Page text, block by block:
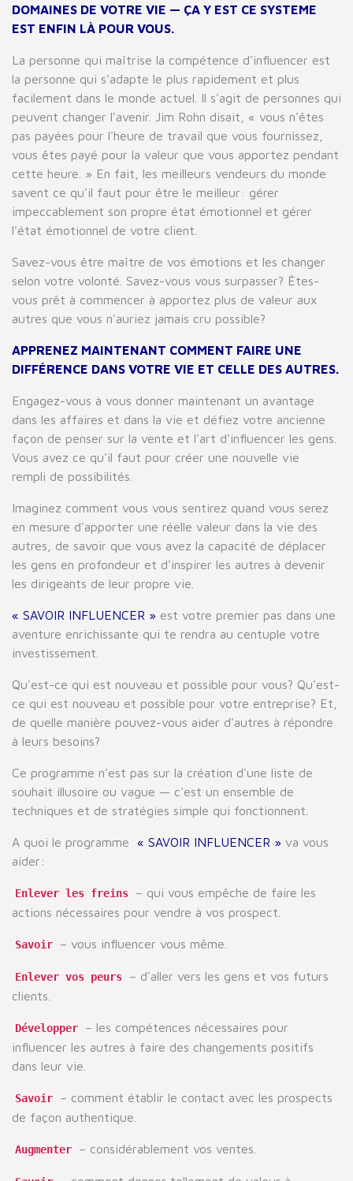
DOMAINES DE VOTRE VIE — ÇA Y EST CE SYSTEME
EST ENFIN LÀ POUR VOUS
La personne qui maîtrise la compétence d'influencer est
la personne qui s'adapte le plus rapidement et plus
facilement dans le monde actuel. Il s'agit de personnes qui
peuvent changer l'avenir. Jim Rohn disait, « vous n'êtes
pas payées pour l'heure de travail que vous fournissez,
vous êtes payé pour la valeur que vous apportez pendant
cette heure. » En fait, les meilleurs vendeurs du monde
savent ce qu'il faut pour être le meilleur: gérer
impeccablement son propre état émotionnel et gérer
l'état émotionnel de votre client.
Savez-vous être maître de vos émotions et les changer
selon votre volonté. Savez-vous vous surpasser? Êtes-
vous prêt à commencer à apportez plus de valeur aux
autres que vous n'auriez jamais cru possible?
APPRENEZ MAINTENANT COMMENT FAIRE UNE
DIFFÉRENCE DANS VOTRE VIE ET CELLE DES AUTRES.
Engagez-vous à vous donner maintenant un avantage
dans les affaires et dans la vie et défiez votre ancienne
façon de penser sur la vente et l'art d'influencer les gens.
Vous avez ce qu'il faut pour créer une nouvelle vie
rempli de possibilités.
Imaginez comment vous vous sentirez quand vous serez
en mesure d'apporter une réelle valeur dans la vie des
autres, de savoir que vous avez la capacité de déplacer
les gens en profondeur et d'inspirer les autres à devenir
les dirigeants de leur propre vie.
« SAVOIR INFLUENCER » est votre premier pas dans une
aventure enrichissante qui te rendra au centuple votre
investissement.
Qu'est-ce qui est nouveau et possible pour vous? Qu'est-
ce qui est nouveau et possible pour votre entreprise? Et,
de quelle manière pouvez-vous aider d'autres à répondre
à leurs besoins?
Ce programme n'est pas sur la création d'une liste de
souhait illusoire ou vague — c'est un ensemble de
techniques et de stratégies simple qui fonctionnent.
A quoi le programme « SAVOIR INFLUENCER » va vous
aider:
Enlever les freins
– qui vous empêche de faire les
actions nécessaires pour vendre à vos prospect.
Savoir – vous influencer vous même.
Enlever vos peurs
– d'aller vers les gens et vos futurs
clients.
Développer
– les compétences nécessaires pour
influencer les autres à faire des changements positifs
dans leur vie.
Savoir
– comment établir le contact avec les prospects
de façon authentique.
Augmenter – considérablement vos ventes.